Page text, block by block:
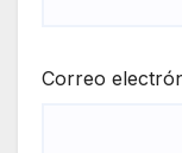
Correo